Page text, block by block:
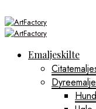
Emaljeskilte